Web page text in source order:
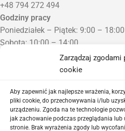
Zarządzaj zgodami
cookie
Aby zapewnić jak najlepsze wrażenia,
pliki cookie, do przechowywania i/lub
urządzeniu. Zgoda na te technologie
jak zachowanie podczas przeglądania
stronie. Brak wyrażenia zgody lub
+48 794 272 494
Godziny pracy
Poniedziałek – Piątek: 9:00 – 18:00
Sobota: 10:00 – 14:00
Niedziela: Zamknięte
Punkt Odbioru zamówień
Proszę o wcześniejszy kontakt
Sklep airsoftowy i serwis replik